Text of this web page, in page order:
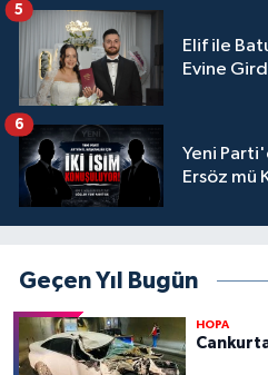
Elif ile
Evine
5
Yeni
Ersöz mü
6
Geçen Yıl Bugün
HOPA